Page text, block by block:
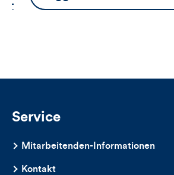
Button
Service
Mitarbeitenden-Informationen
Kontakt